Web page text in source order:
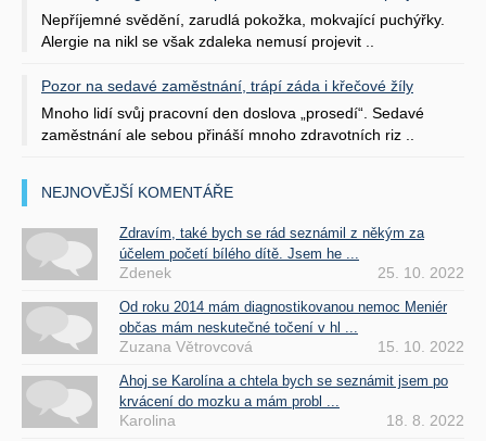
Nepříjemné svědění, zarudlá pokožka, mokvající puchýřky.
Alergie na nikl se však zdaleka nemusí projevit ..
Pozor na sedavé zaměstnání, trápí záda i křečové žíly
Mnoho lidí svůj pracovní den doslova „prosedí“. Sedavé
zaměstnání ale sebou přináší mnoho zdravotních riz ..
NEJNOVĚJŠÍ KOMENTÁŘE
Zdravím, také bych se rád seznámil z někým za
účelem početí bílého dítě. Jsem he ...
Zdenek 25. 10. 2022
Od roku 2014 mám diagnostikovanou nemoc Meniér
občas mám neskutečné točení v hl ...
Zuzana Větrovcová 15. 10. 2022
Ahoj se Karolína a chtela bych se seznámit jsem po
krvácení do mozku a mám probl ...
Karolina 18. 8. 2022